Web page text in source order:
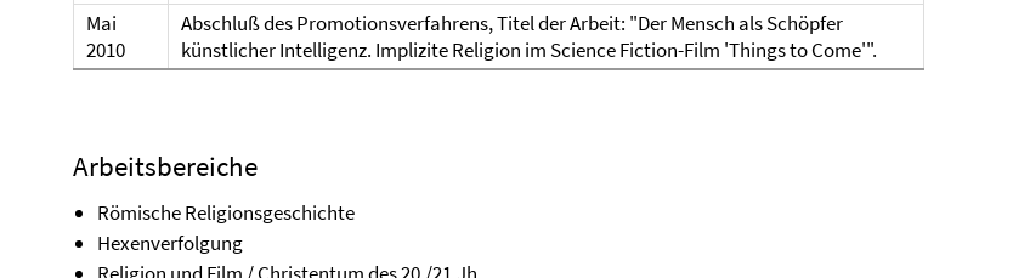
Mai
2010
Abschluß des Promotionsverfahrens, Titel der Arbeit: "Der Mensch als Schöpfer
künstlicher Intelligenz. Implizite Religion im Science Fiction-Film 'Things to Come'".
Arbeitsbereiche
Römische Religionsgeschichte
Hexenverfolgung